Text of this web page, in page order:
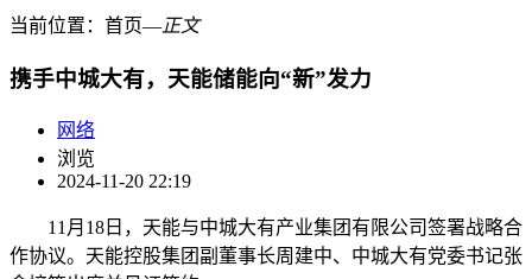
当前位置： 首页―正文
携手中城大有，天能储能向“新”发力
网络
浏览
2024-11-20 22:19
11月18日，天能与中城大有产业集团有限公司签署战略合
作协议。天能控股集团副董事长周建中、中城大有党委书记张